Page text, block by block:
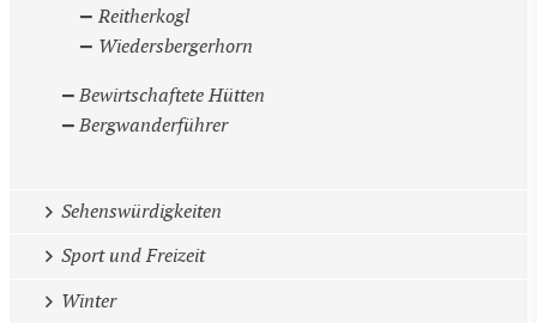
Reitherkogl
Wiedersbergerhorn
Bewirtschaftete Hütten
Bergwanderführer
Sehenswürdigkeiten
Sport und Freizeit
Winter